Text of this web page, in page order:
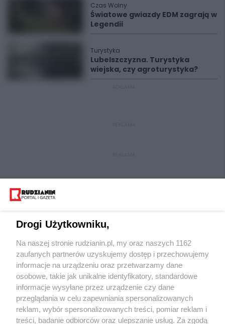
Czas Wolny
Światowe gwiazdy EDM zagrają w
Legendii
Turystyka
Lubelszczyzna. Turystyka
wiejska, czy agroturystyka?
Wydawca mediów lokalnych
Nie zapomnij
Drogi Użytkowniku,
Na naszej stronie rudzianin.pl, my oraz naszych 1162
zaufanych partnerów uzyskujemy dostęp i przechowujemy
informacje na urządzeniu oraz przetwarzamy dane
osobowe, takie jak unikalne identyfikatory, standardowe
informacje wysyłane przez urządzenie czy dane
przeglądania w celu zapewniania spersonalizowanych
reklam, wybór spersonalizowanych treści, pomiar reklam i
treści, badanie odbiorców oraz ulepszanie usług. Za zgodą